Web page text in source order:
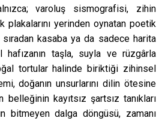
varoluş sismografisi, zihin
plakalarını yerinden oynatan poetik
kasaba ya da sadece harita
taşla, suyla ve rüzgârla
tortular halinde biriktiği zihinsel
doğanın unsurlarını dilin ötesine
belleğinin kayıtsız şartsız tanıkları
bitmeyen dalga döngüsü, zamanı